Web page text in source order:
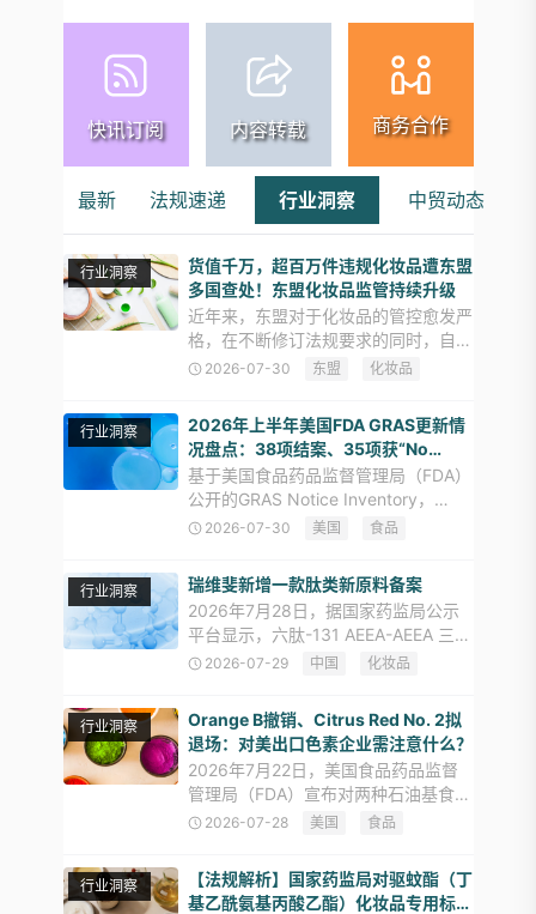
快讯订阅 内容转载 商务合作
最新 法规速递 行业洞察 中贸动态
行业洞察
货值千万，超百万件违规化妆品遭东盟
多国查处！东盟化妆品监管持续升级
近年来，东盟对于化妆品的管控愈发严
格，在不断修订法规要求的同时，自年
初以来越南、马来西亚、印度尼西亚、
妆品产品，进一步体现东盟市场监
2026-07-30 东盟 化妆品
行业洞察
2026年上半年美国FDA GRAS更新情
况盘点：38项结案、35项获“No
Questions”回复
基于美国食品药品监督管理局（FDA）
公开的GRAS Notice Inventory，
ZMUni中贸合规中心对2026年上半年
2026-07-30 美国 食品
行业洞察
瑞维斐新增一款肽类新原料备案
2026年7月28日，据国家药监局公示
平台显示，六肽-131 AEEA-AEEA 三
肽-5完成化妆品新原料备案，进入公示
2026-07-29 中国 化妆品
行业洞察
Orange B撤销、Citrus Red No. 2拟
退场：对美出口色素企业需注意什么？
2026年7月22日，美国食品药品监督
管理局（FDA）宣布对两种石油基食品
色素采取不同阶段的监管行动，相关监
Orange B用于法兰克福
2026-07-28 美国 食品
行业洞察
【法规解析】国家药监局对驱蚊酯（丁
基乙酰氨基丙酸乙酯）化妆品专用标准